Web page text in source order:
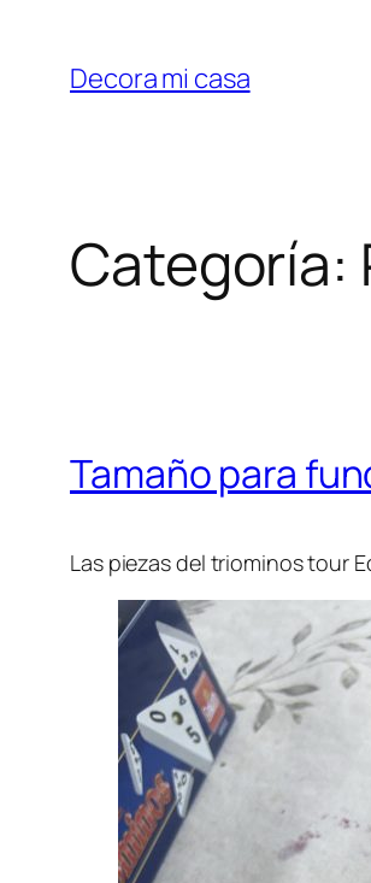
contenido
Decora mi casa
Categoría:
Tamaño para
Las piezas del triominos tour